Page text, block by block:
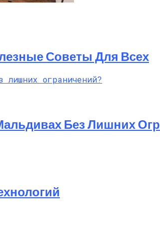
Советы Для Всех
Без Лишних